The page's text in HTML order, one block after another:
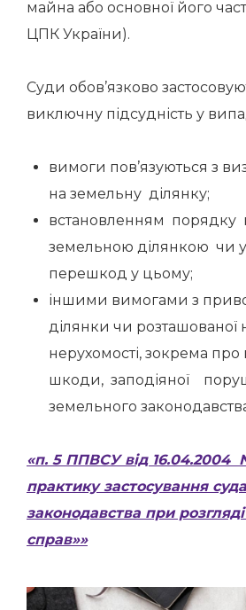
майна або основної його
ЦПК України).
Суди обов’язково
виключну підсудність у
вимоги пов’язуються з
на земельну ділянку;
встановленням порядку
земельною ділянкою чи
перешкод у цьому;
іншими вимогами з
ділянки чи розташованої
нерухомості, зокрема
шкоди, заподіяної
земельного
«п. 5 ППВСУ від 16.04.2004
практику застосування
законодавства при
справ»»